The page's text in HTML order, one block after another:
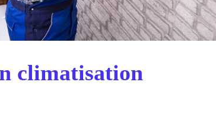
climatisation